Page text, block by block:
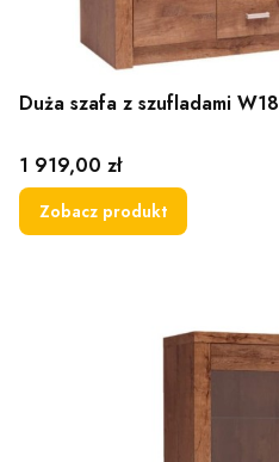
Duża szafa z szufladami W18
Cena
1 919,00 zł
Zobacz produkt